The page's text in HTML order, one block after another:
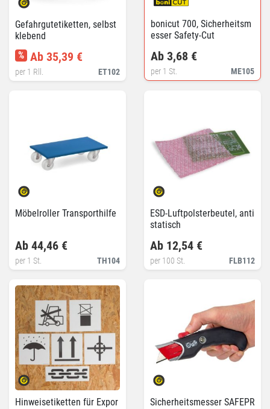
Gefahrgutetiketten, selbst
klebend
ET102
% Ab 35,39 €
per 1 Rll.
bonicut 700, Sicherheitsm
esser Safety-Cut
ME105
Ab 3,68 €
per 1 St.
Möbelroller Transporthilfe
TH104
Ab 44,46 €
per 1 St.
ESD-Luftpolsterbeutel, anti
statisch
FLB112
Ab 12,54 €
per 100 St.
Hinweisetiketten für Expor
Sicherheitsmesser SAFEPR